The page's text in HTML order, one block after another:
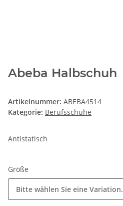
Abeba Halbschuh
Artikelnummer: ABEBA4514
Kategorie: Berufsschuhe
Antistatisch
Größe
Bitte wählen Sie eine Variation.